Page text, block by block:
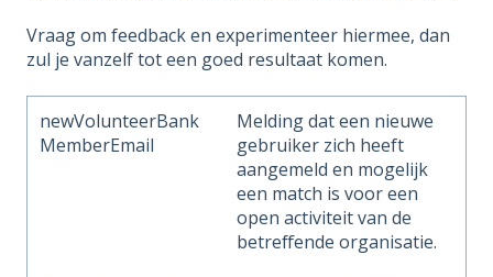
Vraag om feedback en experimenteer hiermee, dan
zul je vanzelf tot een goed resultaat komen.
newVolunteerBank
MemberEmail
Melding dat een nieuwe
gebruiker zich heeft
aangemeld en mogelijk
een match is voor een
open activiteit van de
betreffende organisatie.